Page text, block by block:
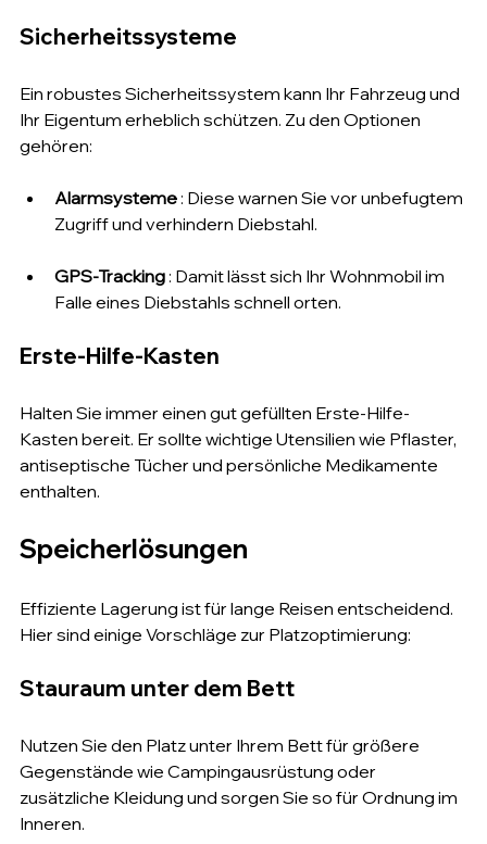
Sicherheitssysteme
Ein robustes Sicherheitssystem kann Ihr Fahrzeug und
Ihr Eigentum erheblich schützen. Zu den Optionen
gehören:
Alarmsysteme : Diese warnen Sie vor unbefugtem
Zugriff und verhindern Diebstahl.
GPS-Tracking : Damit lässt sich Ihr Wohnmobil im
Falle eines Diebstahls schnell orten.
Erste-Hilfe-Kasten
Halten Sie immer einen gut gefüllten Erste-Hilfe-
Kasten bereit. Er sollte wichtige Utensilien wie Pflaster,
antiseptische Tücher und persönliche Medikamente
enthalten.
Speicherlösungen
Effiziente Lagerung ist für lange Reisen entscheidend.
Hier sind einige Vorschläge zur Platzoptimierung:
Stauraum unter dem Bett
Nutzen Sie den Platz unter Ihrem Bett für größere
Gegenstände wie Campingausrüstung oder
zusätzliche Kleidung und sorgen Sie so für Ordnung im
Inneren.